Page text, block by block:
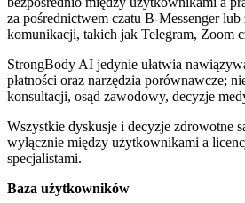
za pośrednictwem czatu B-Messenger
komunikacji, takich jak Telegram, Zoom
StrongBody AI jedynie ułatwia
płatności oraz narzędzia porównawcze;
konsultacji, osąd zawodowy, decyzje
Wszystkie dyskusje i decyzje zdrowotne
wyłącznie między użytkownikami a
specjalistami.
Baza użytkowników